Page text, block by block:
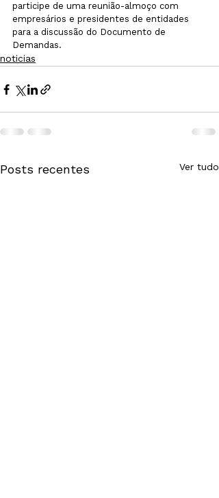
participe de uma reunião-almoço com
empresários e presidentes de entidades
para a discussão do Documento de
Demandas.
noticias
Posts recentes Ver tudo